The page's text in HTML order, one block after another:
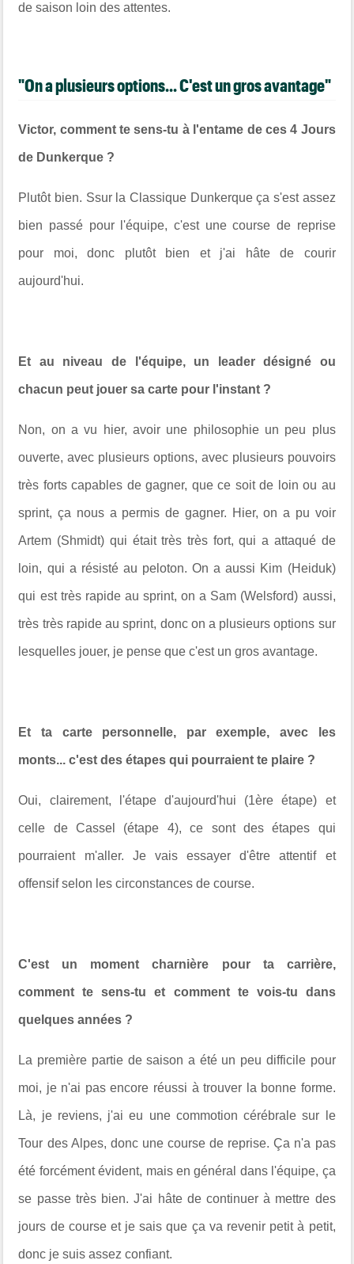
de saison loin des attentes.
"On a plusieurs options... C'est un gros avantage"
Victor, comment te sens-tu à l'entame de ces 4 Jours
de Dunkerque ?
Plutôt bien. Ssur la Classique Dunkerque ça s'est assez
bien passé pour l'équipe, c'est une course de reprise
pour moi, donc plutôt bien et j'ai hâte de courir
aujourd'hui.
Et au niveau de l'équipe, un leader désigné ou
chacun peut jouer sa carte pour l'instant ?
Non, on a vu hier, avoir une philosophie un peu plus
ouverte, avec plusieurs options, avec plusieurs pouvoirs
très forts capables de gagner, que ce soit de loin ou au
sprint, ça nous a permis de gagner. Hier, on a pu voir
Artem (Shmidt) qui était très très fort, qui a attaqué de
loin, qui a résisté au peloton. On a aussi Kim (Heiduk)
qui est très rapide au sprint, on a Sam (Welsford) aussi,
très très rapide au sprint, donc on a plusieurs options sur
lesquelles jouer, je pense que c'est un gros avantage.
Et ta carte personnelle, par exemple, avec les
monts... c'est des étapes qui pourraient te plaire ?
Oui, clairement, l'étape d'aujourd'hui (1ère étape) et
celle de Cassel (étape 4), ce sont des étapes qui
pourraient m'aller. Je vais essayer d'être attentif et
offensif selon les circonstances de course.
C'est un moment charnière pour ta carrière,
comment te sens-tu et comment te vois-tu dans
quelques années ?
La première partie de saison a été un peu difficile pour
moi, je n'ai pas encore réussi à trouver la bonne forme.
Là, je reviens, j'ai eu une commotion cérébrale sur le
Tour des Alpes, donc une course de reprise. Ça n'a pas
été forcément évident, mais en général dans l'équipe, ça
se passe très bien. J'ai hâte de continuer à mettre des
jours de course et je sais que ça va revenir petit à petit,
donc je suis assez confiant.